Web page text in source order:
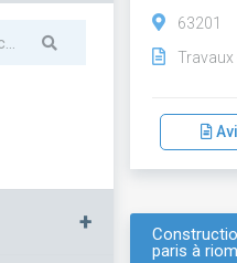
+
63201
Travaux
paris à riom